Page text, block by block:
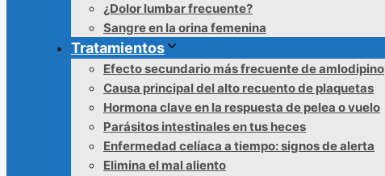
¿Dolor lumbar frecuente?
Sangre en la orina femenina
Tratamientos
Efecto secundario más frecuente de amlodipino
Causa principal del alto recuento de plaquetas
Hormona clave en la respuesta de pelea o vuelo
Parásitos intestinales en tus heces
Enfermedad celíaca a tiempo: signos de alerta
Elimina el mal aliento